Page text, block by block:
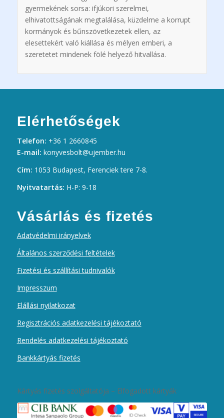
gyermekének sorsa: ifjúkori szerelmei,
elhivatottságának megtalálása, küzdelme a korrupt
kormányok és bűnszövetkezetek ellen, az
elesettekért való kiállása és mélyen emberi, a
szeretetet mindenek fölé helyező hitvallása.
Elérhetőségek
Telefon: +36 1 2660845
E-mail: konyvesbolt@ujember.hu
Cím: 1053 Budapest, Ferenciek tere 7-8.
Nyitvatartás: H-P: 9-18
Vásárlás és fizetés
Adatvédelmi irányelvek
Általános szerződési feltételek
Fizetési és szállítási tudnivalók
Impresszum
Elállási nyilatkozat
Regisztrációs adatkezelési tájékoztató
Rendelés adatkezelési tájékoztató
Bankkártyás fizetés
Kártyás fizetés szolgáltatója – Elfogadott kártyák